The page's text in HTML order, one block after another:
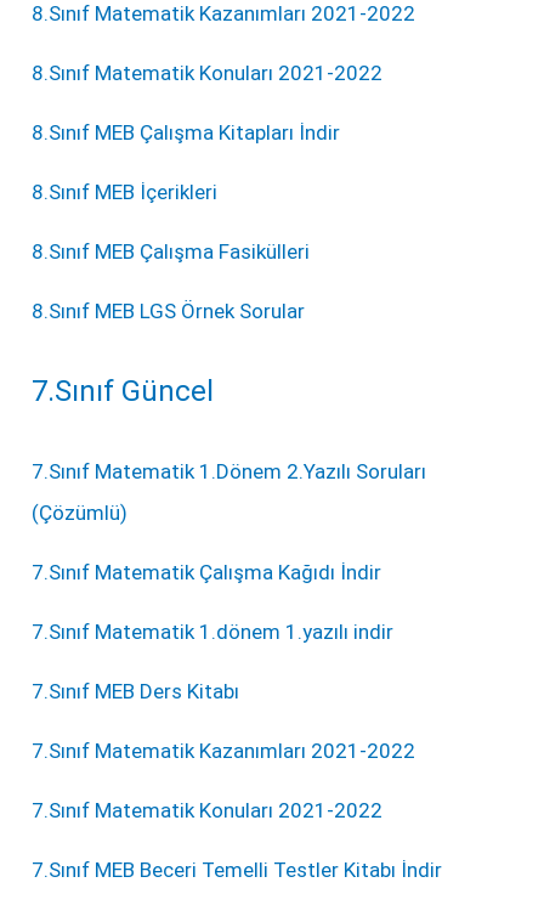
8.Sınıf Matematik Kazanımları 2021-2022
8.Sınıf Matematik Konuları 2021-2022
8.Sınıf MEB Çalışma Kitapları İndir
8.Sınıf MEB İçerikleri
8.Sınıf MEB Çalışma Fasikülleri
8.Sınıf MEB LGS Örnek Sorular
7.Sınıf Güncel
7.Sınıf Matematik 1.Dönem 2.Yazılı Soruları
(Çözümlü)
7.Sınıf Matematik Çalışma Kağıdı İndir
7.Sınıf Matematik 1.dönem 1.yazılı indir
7.Sınıf MEB Ders Kitabı
7.Sınıf Matematik Kazanımları 2021-2022
7.Sınıf Matematik Konuları 2021-2022
7.Sınıf MEB Beceri Temelli Testler Kitabı İndir